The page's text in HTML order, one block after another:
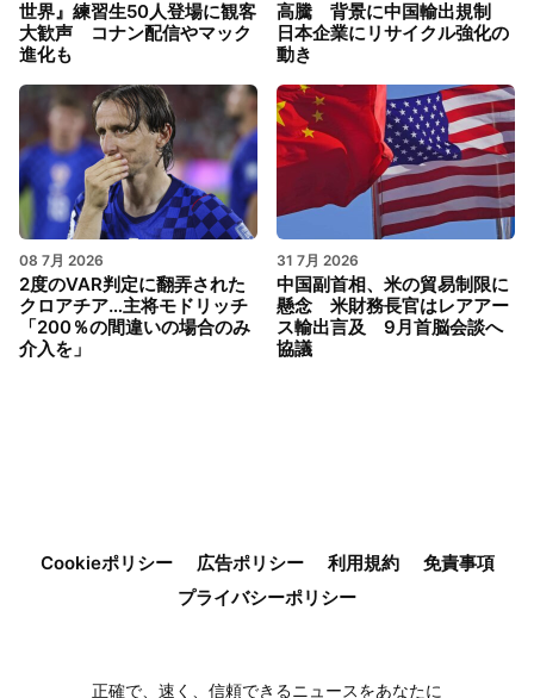
世界』練習生50人登場に観客
大歓声 コナン配信やマック
進化も
高騰 背景に中国輸出規制
日本企業にリサイクル強化の
動き
08 7月 2026
2度のVAR判定に翻弄された
クロアチア…主将モドリッチ
「200％の間違いの場合のみ
介入を」
31 7月 2026
中国副首相、米の貿易制限に
懸念 米財務長官はレアアー
ス輸出言及 9月首脳会談へ
協議
Cookieポリシー 広告ポリシー 利用規約
免責事項
プライバシーポリシー
正確で、速く、信頼できるニュースをあなたに